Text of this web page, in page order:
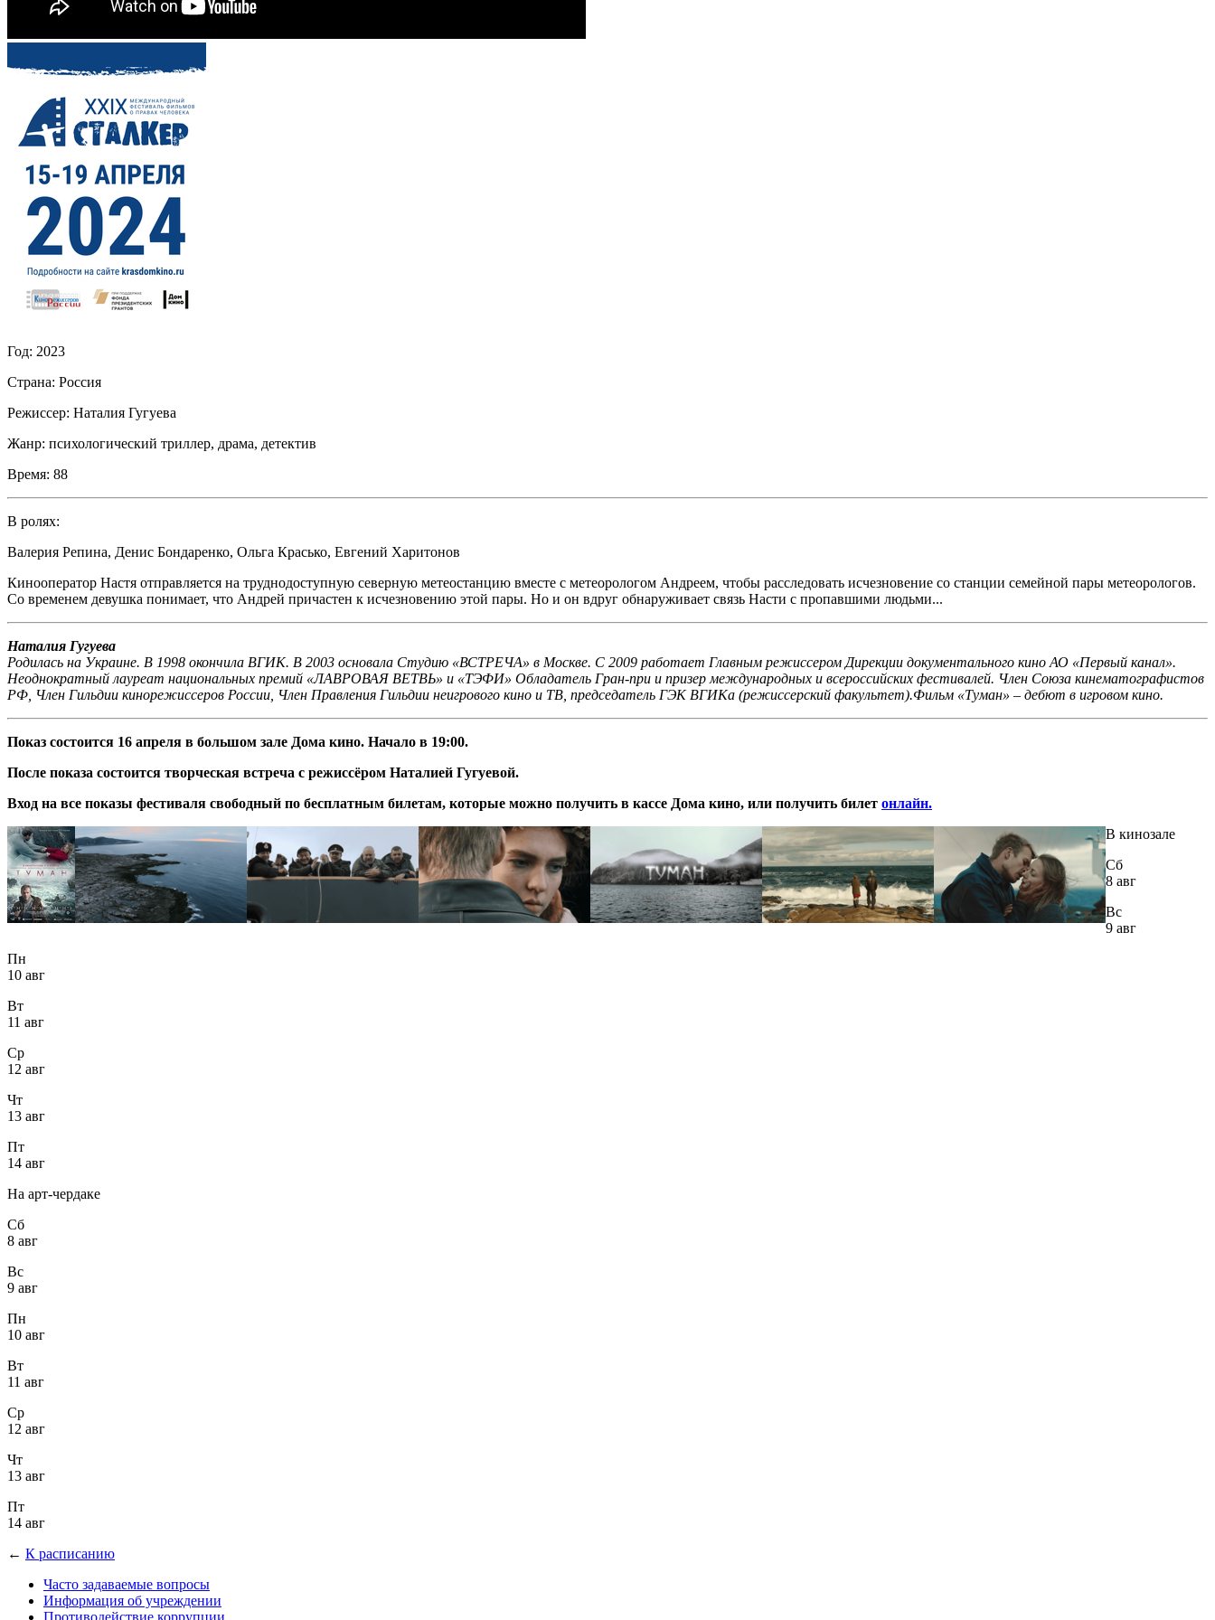
Год: 2023
Страна: Россия
Режиссер: Наталия Гугуева
Жанр: психологический триллер, драма, детектив
Время: 88
В ролях:
Валерия Репина, Денис Бондаренко, Ольга Красько, Евгений Харитонов
Кинооператор Настя отправляется на труднодоступную северную метеостанцию вместе с метеорологом Андреем, чтобы расследовать исчезновение со станции семейной пары метеорологов.
Со временем девушка понимает, что Андрей причастен к исчезновению этой пары. Но и он вдруг обнаруживает связь Насти с пропавшими людьми...
Наталия Гугуева
Родилась на Украине. В 1998 окончила ВГИК. В 2003 основала Студию «ВСТРЕЧА» в Москве. С 2009 работает Главным режиссером Дирекции документального кино АО «Первый канал».
Неоднократный лауреат национальных премий «ЛАВРОВАЯ ВЕТВЬ» и «ТЭФИ» Обладатель Гран-при и призер международных и всероссийских фестивалей. Член Союза кинематографистов
РФ, Член Гильдии кинорежиссеров России, Член Правления Гильдии неигрового кино и ТВ, председатель ГЭК ВГИКа (режиссерский факультет).Фильм «Туман» – дебют в игровом кино.
Показ состоится 16 апреля в большом зале Дома кино. Начало в 19:00.
После показа состоится творческая встреча с режиссёром Наталией Гугуевой.
Вход на все показы фестиваля свободный по бесплатным билетам, которые можно получить в кассе Дома кино, или получить билет онлайн.
В кинозале
Сб
8 авг
Вс
9 авг
Пн
10 авг
Вт
11 авг
Ср
12 авг
Чт
13 авг
Пт
14 авг
На арт-чердаке
Сб
8 авг
Вс
9 авг
Пн
10 авг
Вт
11 авг
Ср
12 авг
Чт
13 авг
Пт
14 авг
← К расписанию
Часто задаваемые вопросы
Информация об учреждении
Противодействие коррупции